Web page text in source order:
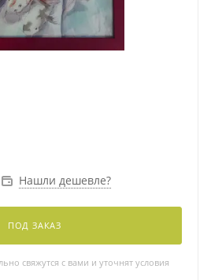
Нашли дешевле?
ПОД ЗАКАЗ
свяжутся с вами и уточнят условия